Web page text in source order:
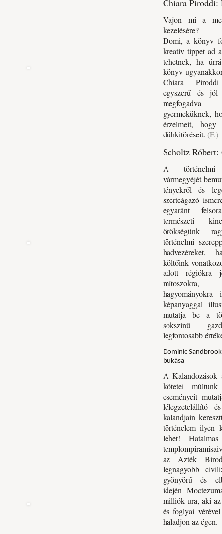
Chiara Piroddi:
Vajon mi a
kezelésére?
Domi, a könyv
kreatív tippet ad
tehetnek, ha
könyv
Chiara Piroddi
egyszerű és jól
gyermeküknek,
érzelmeit,
dühkitöréseit. (F.)
Scholtz Róbert:
A történelmi
vármegyéjét
tényekről és
szerteágazó
egyaránt
természeti
örökségünk
történelmi
hadvezéreket,
költőink
adott régiókra
mítoszokra,
képanyaggal
mutatja be a
sokszínű
legfontosabb
Dominic
bukása
A Kalandozások
kötetei múltunk
eseményeit
lélegzetelállító
kalandjain
történelem ilyen
lehet!
az Azték
legnagyobb
gyönyörű és
idején
milliók ura, aki az
és foglyai
haladjon az égen.